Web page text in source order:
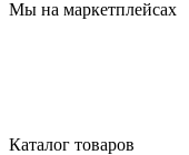
Мы на маркетплейсах
Каталог товаров